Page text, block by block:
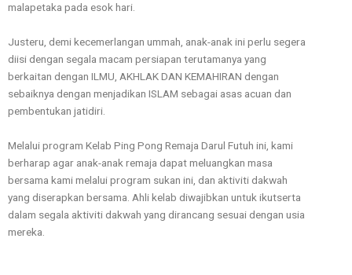
malapetaka pada esok hari.
Justeru, demi kecemerlangan ummah, anak-anak ini perlu segera
diisi dengan segala macam persiapan terutamanya yang
berkaitan dengan ILMU, AKHLAK DAN KEMAHIRAN dengan
sebaiknya dengan menjadikan ISLAM sebagai asas acuan dan
pembentukan jatidiri.
Melalui program Kelab Ping Pong Remaja Darul Futuh ini, kami
berharap agar anak-anak remaja dapat meluangkan masa
bersama kami melalui program sukan ini, dan aktiviti dakwah
yang diserapkan bersama. Ahli kelab diwajibkan untuk ikutserta
dalam segala aktiviti dakwah yang dirancang sesuai dengan usia
mereka.